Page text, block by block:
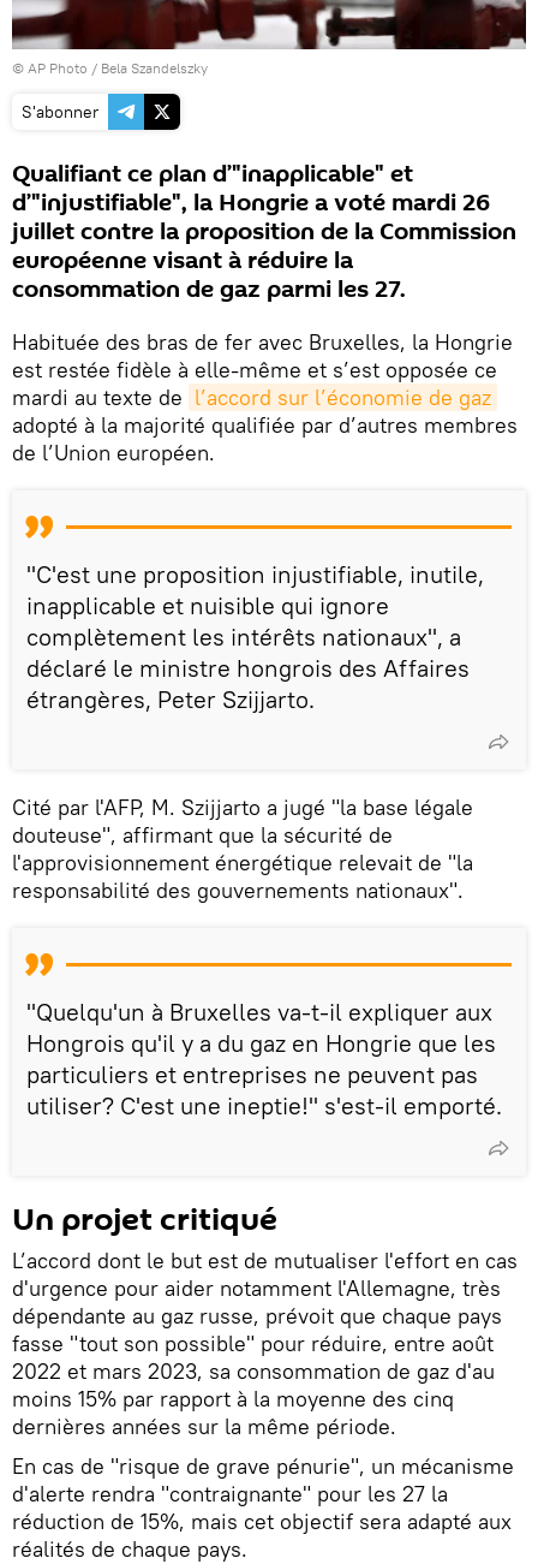
© AP Photo / Bela Szandelszky
S'abonner
Qualifiant ce plan d’"inapplicable" et
d’"injustifiable", la Hongrie a voté mardi 26
juillet contre la proposition de la Commission
européenne visant à réduire la
consommation de gaz parmi les 27.
Habituée des bras de fer avec Bruxelles, la Hongrie
est restée fidèle à elle-même et s’est opposée ce
mardi au texte de l’accord sur l’économie de gaz
adopté à la majorité qualifiée par d’autres membres
de l’Union européen.
"C'est une proposition injustifiable, inutile,
inapplicable et nuisible qui ignore
complètement les intérêts nationaux", a
déclaré le ministre hongrois des Affaires
étrangères, Peter Szijjarto.
Cité par l'AFP, M. Szijjarto a jugé "la base légale
douteuse", affirmant que la sécurité de
l'approvisionnement énergétique relevait de "la
responsabilité des gouvernements nationaux".
"Quelqu'un à Bruxelles va-t-il expliquer aux
Hongrois qu'il y a du gaz en Hongrie que les
particuliers et entreprises ne peuvent pas
utiliser? C'est une ineptie!" s'est-il emporté.
Un projet critiqué
L’accord dont le but est de mutualiser l'effort en cas
d'urgence pour aider notamment l'Allemagne, très
dépendante au gaz russe, prévoit que chaque pays
fasse "tout son possible" pour réduire, entre août
2022 et mars 2023, sa consommation de gaz d'au
moins 15% par rapport à la moyenne des cinq
dernières années sur la même période.
En cas de "risque de grave pénurie", un mécanisme
d'alerte rendra "contraignante" pour les 27 la
réduction de 15%, mais cet objectif sera adapté aux
réalités de chaque pays.